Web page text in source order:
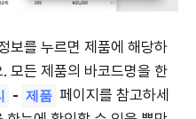
보를 누르면 제품에 해당하
모든 제품의 바코드명을 한
- 제품 페이지를 참고하세